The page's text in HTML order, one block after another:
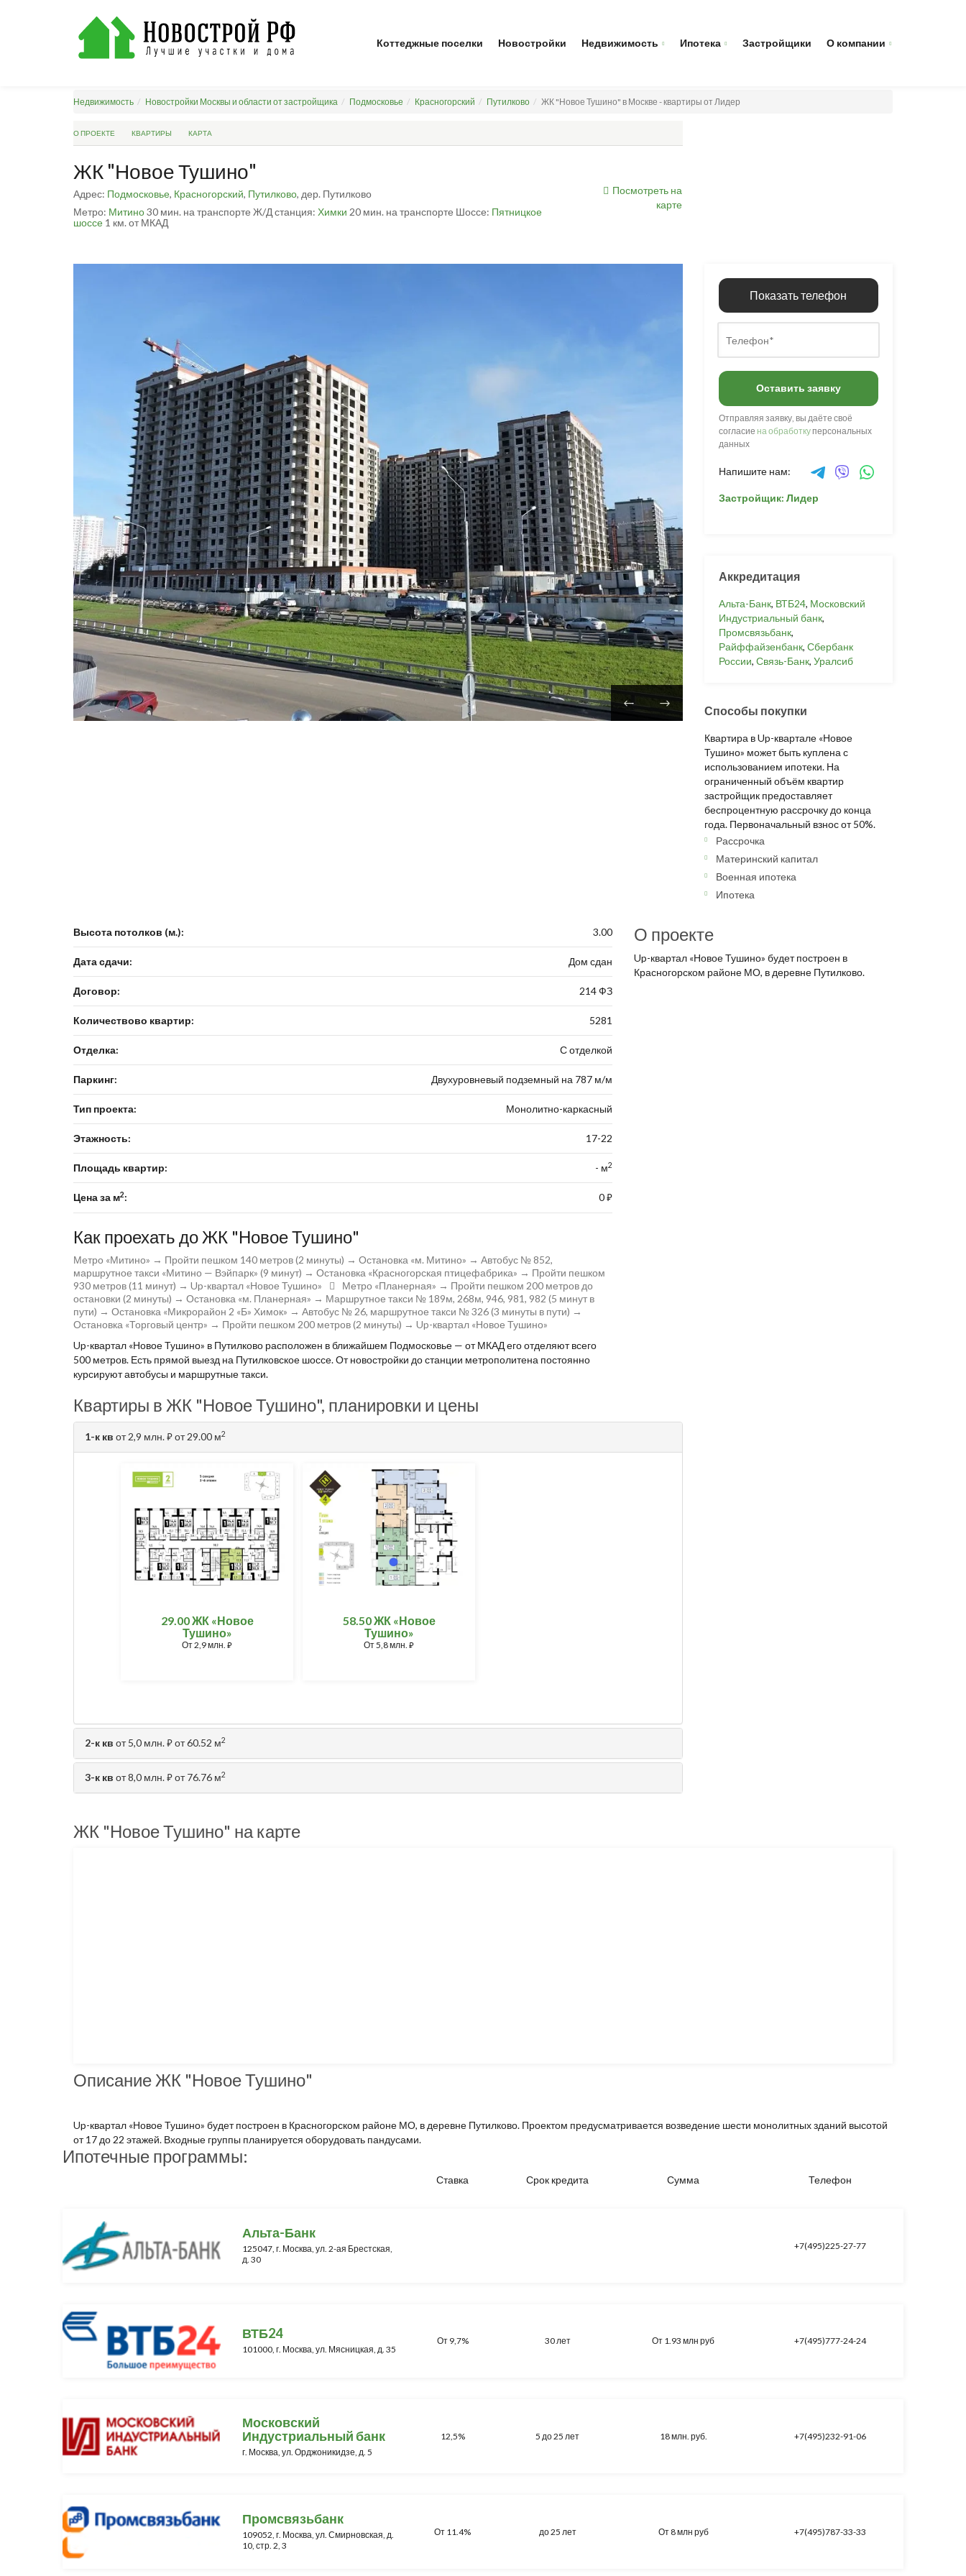
Коттеджные поселки Новостройки Недвижимость Ипотека Застройщики О компании
Недвижимость Новостройки Москвы и области от застройщика Подмосковье Красногорский Путилково ЖК "Новое Тушино" в Москве - квартиры от Лидер
О ПРОЕКТЕ КВАРТИРЫ КАРТА
ЖК "Новое Тушино"
Адрес: Подмосковье, Красногорский, Путилково, дер. Путилково
Метро: Митино30 мин. на транспорте Ж/Д станция: Химки 20 мин. на транспорте Шоссе: Пятницкое
шоссе 1 км. от МКАД
Посмотреть на
карте
Показать телефон
Оставить заявку
Отправляя заявку, вы даёте своё
согласие на обработкуперсональных
данных
Напишите нам:
Застройщик: Лидер
Аккредитация
Альта-Банк, ВТБ24, Московский
Индустриальный банк,
Промсвязьбанк,
Райффайзенбанк, Сбербанк
России, Связь-Банк, Уралсиб
Способы покупки
Квартира в Up-квартале «Новое
Тушино» может быть куплена с
использованием ипотеки. На
ограниченный объём квартир
застройщик предоставляет
беспроцентную рассрочку до конца
года. Первоначальный взнос от 50%.
Рассрочка
Материнский капитал
Военная ипотека
Ипотека
Высота потолков (м.): 3.00
Дата сдачи: Дом сдан
Договор: 214 ФЗ
Количествово квартир: 5281
Отделка: С отделкой
Паркинг: Двухуровневый подземный на 787 м/м
Тип проекта: Монолитно-каркасный
Этажность: 17-22
Площадь квартир: - м2
Цена за м2: 0⃏
Как проехать до ЖК "Новое Тушино"
Метро «Митино» → Пройти пешком 140 метров (2 минуты) → Остановка «м. Митино» → Автобус № 852,
маршрутное такси «Митино — Вэйпарк» (9 минут) → Остановка «Красногорская птицефабрика» → Пройти пешком
930 метров (11 минут) → Up-квартал «Новое Тушино»
Метро «Планерная» → Пройти пешком 200 метров до
остановки (2 минуты) → Остановка «м. Планерная» → Маршрутное такси № 189м, 268м, 946, 981, 982 (5 минут в
пути) → Остановка «Микрорайон 2 «Б» Химок» → Автобус № 26, маршрутное такси № 326 (3 минуты в пути) →
Остановка «Торговый центр» → Пройти пешком 200 метров (2 минуты) → Up-квартал «Новое Тушино»
Up-квартал «Новое Тушино» в Путилково расположен в ближайшем Подмосковье — от МКАД его отделяют всего
500 метров. Есть прямой выезд на Путилковское шоссе. От новостройки до станции метрополитена постоянно
курсируют автобусы и маршрутные такси.
О проекте
Up-квартал «Новое Тушино» будет построен в
Красногорском районе МО, в деревне Путилково.
Квартиры в ЖК "Новое Тушино", планировки и цены
1-к кв от 2,9 млн.⃏от 29.00 м2
29.00 ЖК «Новое
Тушино»
От2,9 млн. ⃏
58.50 ЖК «Новое
Тушино»
От5,8 млн. ⃏
2-к кв от 5,0 млн.⃏от 60.52 м2
3-к кв от 8,0 млн.⃏от 76.76 м2
ЖК "Новое Тушино" на карте
Описание ЖК "Новое Тушино"
Up-квартал «Новое Тушино» будет построен в Красногорском районе МО, в деревне Путилково. Проектом предусматривается возведение шести монолитных зданий высотой
от 17 до 22 этажей. Входные группы планируется оборудовать пандусами.
Ипотечные программы:
Ставка Срок кредита Сумма Телефон
Альта-Банк
125047, г. Москва, ул. 2-ая Брестская,
д. 30
+7(495)225-27-77
ВТБ24
101000, г. Москва, ул. Мясницкая, д. 35
От 9,7% 30 лет От 1.93 млн руб +7(495)777-24-24
Московский
Индустриальный банк
г. Москва, ул. Орджоникидзе, д. 5
12,5% 5 до 25 лет 18 млн. руб. +7(495)232-91-06
Промсвязьбанк
109052, г. Москва, ул. Смирновская, д.
10, стр. 2, 3
От 11.4% до 25 лет От 8 млн руб +7(495)787-33-33